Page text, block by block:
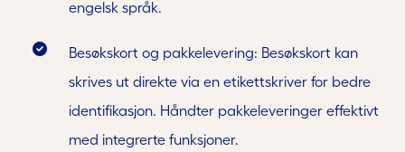
engelsk språk.
Besøkskort og pakkelevering: Besøkskort kan
skrives ut direkte via en etikettskriver for bedre
identifikasjon. Håndter pakkeleveringer effektivt
med integrerte funksjoner.